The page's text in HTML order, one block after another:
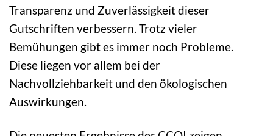
Transparenz und Zuverlässigkeit dieser
Gutschriften verbessern. Trotz vieler
Bemühungen gibt es immer noch Probleme.
Diese liegen vor allem bei der
Nachvollziehbarkeit und den ökologischen
Auswirkungen.